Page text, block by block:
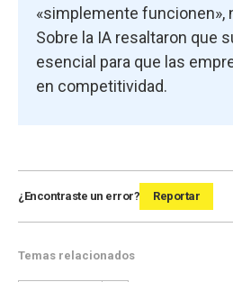
«simplemente funcionen»,
Sobre la IA resaltaron que
esencial para que las
en competitividad.
¿Encontraste un error? Reportar
Temas relacionados